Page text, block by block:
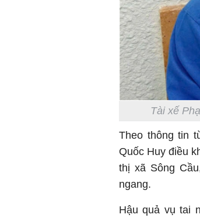
Tài xế
Theo thông tin
Quốc Huy điều
thị xã Sông
ngang.
Hậu quả vụ tai